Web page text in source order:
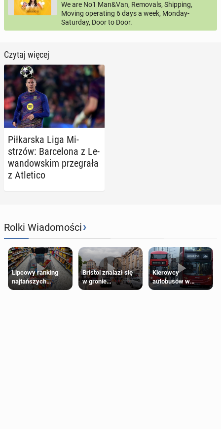
We are No1 Man&Van, Removals, Shipping,
Moving operating 6 days a week, Monday-
Saturday, Door to Door.
Czytaj więcej
Pił­kar­ska Liga Mi­
strzów: Bar­ce­lo­na z Le­
wan­dow­skim prze­gra­ła
z Atle­ti­co
Rolki Wiadomości›
Lipcowy ranking
najtańszych
supermarketów
Bristol znalazł się
w gronie
najlepszych
Kierowcy
autobusów w
Londynie